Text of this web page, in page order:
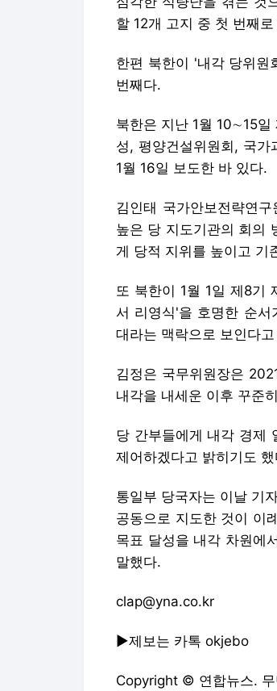
할 12개 고지 중 첫 번째
한편 북한이 '내각 당위원
번째다.
북한은 지난 1월 10∼15
성, 평양건설위원회, 국가
1월 16일 보도한 바 있다.
김인태 국가안보전략연
높은 당 지도기관의 회의
게 당적 지위를 높이고 기
또 북한이 1월 1일 제8기
서 리영식'을 호명한 순
대라는 맥락으로 보인다
김정은 국무위원장은
내각을 내세운 이후 꾸준
당 간부들에게 내각 경제
제어하겠다고 밝히기도 했
통일부 당국자는 이날 기
공동으로 지도한 것이 이
목표 달성을 내각 차원에
말했다.
clap@yna.co.kr
▶제보는 카톡 okjebo
Copyright © 연합뉴스. 무